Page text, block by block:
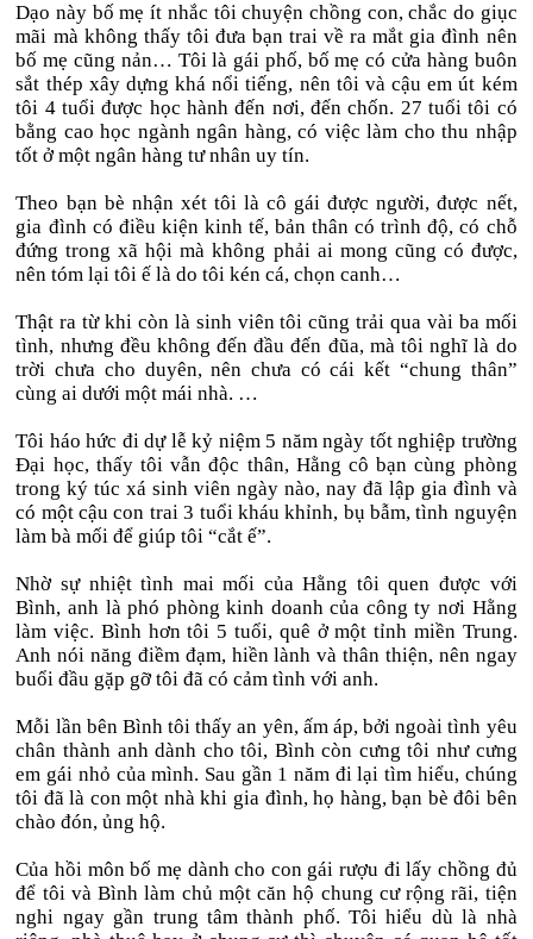
Dạo này bố mẹ ít nhắc tôi chuyện chồng con, chắc do giục
mãi mà không thấy tôi đưa bạn trai về ra mắt gia đình nên
bố mẹ cũng nản… Tôi là gái phố, bố mẹ có cửa hàng buôn
sắt thép xây dựng khá nổi tiếng, nên tôi và cậu em út kém
tôi 4 tuổi được học hành đến nơi, đến chốn. 27 tuổi tôi có
bằng cao học ngành ngân hàng, có việc làm cho thu nhập
tốt ở một ngân hàng tư nhân uy tín.
Theo bạn bè nhận xét tôi là cô gái được người, được nết,
gia đình có điều kiện kinh tế, bản thân có trình độ, có chỗ
đứng trong xã hội mà không phải ai mong cũng có được,
nên tóm lại tôi ế là do tôi kén cá, chọn canh…
Thật ra từ khi còn là sinh viên tôi cũng trải qua vài ba mối
tình, nhưng đều không đến đầu đến đũa, mà tôi nghĩ là do
trời chưa cho duyên, nên chưa có cái kết “chung thân”
cùng ai dưới một mái nhà. …
Tôi háo hức đi dự lễ kỷ niệm 5 năm ngày tốt nghiệp trường
Đại học, thấy tôi vẫn độc thân, Hằng cô bạn cùng phòng
trong ký túc xá sinh viên ngày nào, nay đã lập gia đình và
có một cậu con trai 3 tuổi kháu khỉnh, bụ bẫm, tình nguyện
làm bà mối để giúp tôi “cắt ế”.
Nhờ sự nhiệt tình mai mối của Hằng tôi quen được với
Bình, anh là phó phòng kinh doanh của công ty nơi Hằng
làm việc. Bình hơn tôi 5 tuổi, quê ở một tỉnh miền Trung.
Anh nói năng điềm đạm, hiền lành và thân thiện, nên ngay
buổi đầu gặp gỡ tôi đã có cảm tình với anh.
Mỗi lần bên Bình tôi thấy an yên, ấm áp, bởi ngoài tình yêu
chân thành anh dành cho tôi, Bình còn cưng tôi như cưng
em gái nhỏ của mình. Sau gần 1 năm đi lại tìm hiểu, chúng
tôi đã là con một nhà khi gia đình, họ hàng, bạn bè đôi bên
chào đón, ủng hộ.
Của hồi môn bố mẹ dành cho con gái rượu đi lấy chồng đủ
để tôi và Bình làm chủ một căn hộ chung cư rộng rãi, tiện
nghi ngay gần trung tâm thành phố. Tôi hiểu dù là nhà